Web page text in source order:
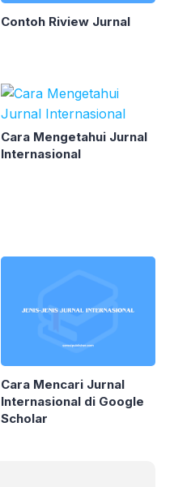
Contoh Riview Jurnal
Cara Mengetahui Jurnal
Internasional
Cara Mencari Jurnal
Internasional di Google
Scholar